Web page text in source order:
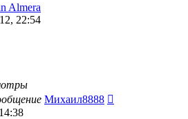
Almera
22:54
Михаил8888